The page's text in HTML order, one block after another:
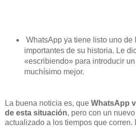
WhatsApp ya tiene listo uno de
importantes de su historia. Le
«escribiendo» para introducir
muchísimo mejor.
La buena noticia es, que WhatsApp
de esta situación, pero con un
actualizado a los tiempos que corren.